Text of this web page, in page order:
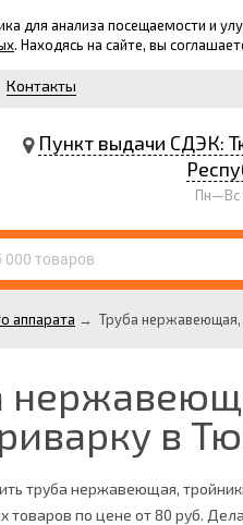
для анализа посещаемости
. Находясь на сайте, вы
Контакты
Пункт выдачи СДЭК:
аппарата → Труба нержавеющая,
в
труба нержавеющая,
товаров по цене от 80 руб.